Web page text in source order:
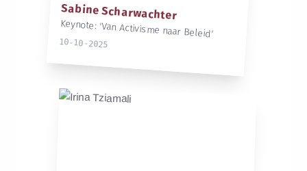
Sabine Scharwachter
Keynote: 'Van Activisme naar Beleid'
10-10-2025